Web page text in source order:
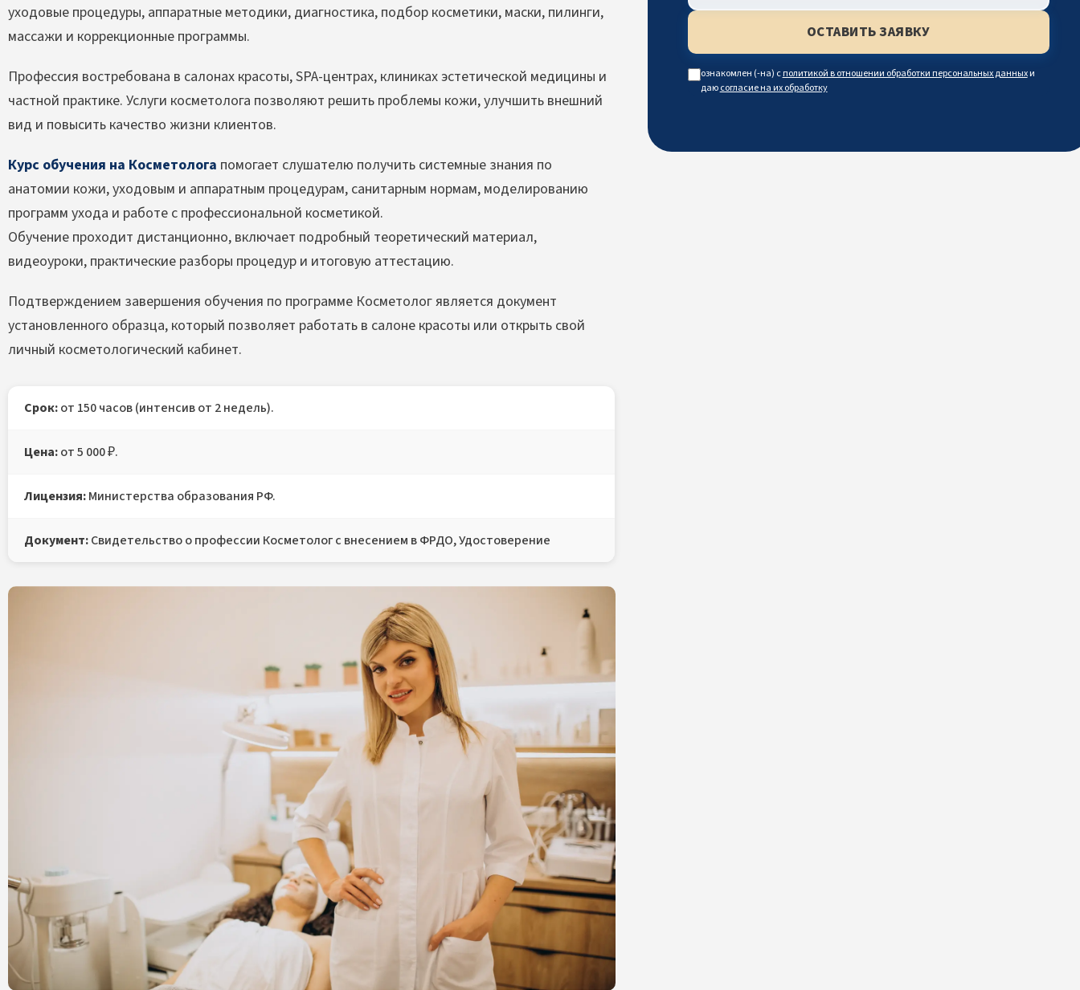
уходовые процедуры, аппаратные методики, диагностика, подбор косметики, маски, пилинги,
массажи и коррекционные программы.
Профессия востребована в салонах красоты, SPA-центрах, клиниках эстетической медицины и
частной практике. Услуги косметолога позволяют решить проблемы кожи, улучшить внешний
вид и повысить качество жизни клиентов.
Курс обучения на Косметолога помогает слушателю получить системные знания по
анатомии кожи, уходовым и аппаратным процедурам, санитарным нормам, моделированию
программ ухода и работе с профессиональной косметикой.
Обучение проходит дистанционно, включает подробный теоретический материал,
видеоуроки, практические разборы процедур и итоговую аттестацию.
Подтверждением завершения обучения по программе Косметолог является документ
установленного образца, который позволяет работать в салоне красоты или открыть свой
личный косметологический кабинет.
Срок:от 150 часов (интенсив от 2 недель).
Цена:от 5 000 ₽.
Лицензия:Министерства образования РФ.
Документ:Свидетельство о профессии Косметолог с внесением в ФРДО, Удостоверение
ознакомлен (-на) сполитикой в отношении обработки персональных данныхи
даюсогласие на их обработку